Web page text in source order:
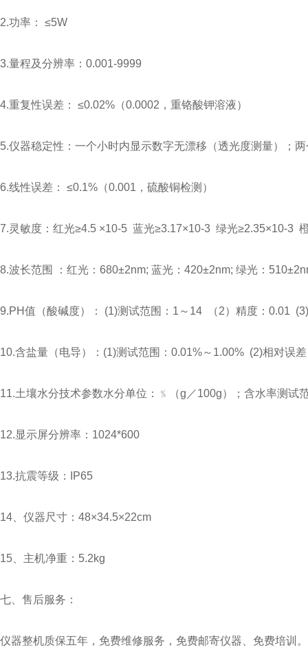
2.功率： ≤5W
3.量程及分辨率：0.001-9999
4.重复性误差： ≤0.02%（0.0002，重铬酸钾溶液）
5.仪器稳定性：一个小时内显示数字无漂移（透光度测量）；
6.线性误差： ≤0.1%（0.001，硫酸铜检测）
7.灵敏度：红光≥4.5 ×10-5 蓝光≥3.17×10-3 绿光≥2.35×10-3
8.波长范围 ：红光：680±2nm; 蓝光：420±2nm; 绿光：
9.PH值（酸碱度）： (1)测试范围：1～14 （2）精度：0.01
10.含盐量（电导）：(1)测试范围：0.01%～1.00% (2)相对误
11.土壤水分技术参数水分单位：﹪（g／100g）；含水率测试
12.显示屏分辨率：1024*600
13.抗震等级：IP65
14、仪器尺寸：48×34.5×22cm
15、主机净重：5.2kg
七、售后服务：
仪器整机质保五年，免费维修服务，免费邮寄仪器、免费培训。